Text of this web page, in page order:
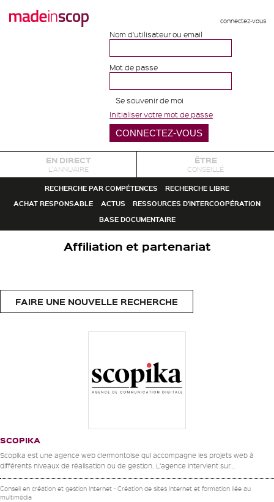
connectez-vous
Nom d'utilisateur ou email
Mot de passe
Se souvenir de moi
Initialiser votre mot de passe
EN DIRECT
L'ANNUAIRE
ÊTRE
CONSEILLÉ
RECHERCHE PAR COMPÉTENCES
RECHERCHE LIBRE
ACHAT RESPONSABLE
ACTUS
RESSOURCES D'INTERCOOPÉRATION
BASE DOCUMENTAIRE
Affiliation et partenariat
FAIRE UNE NOUVELLE RECHERCHE
SCOPIKA
Scopika est une agence web clermontoise qui accompagne les projets web à
différents niveaux de réalisation ou de gestion. L’agence intervient sur...
Conseil en création et gestion Internet - Création de sites internet et formation liée au
multimédia